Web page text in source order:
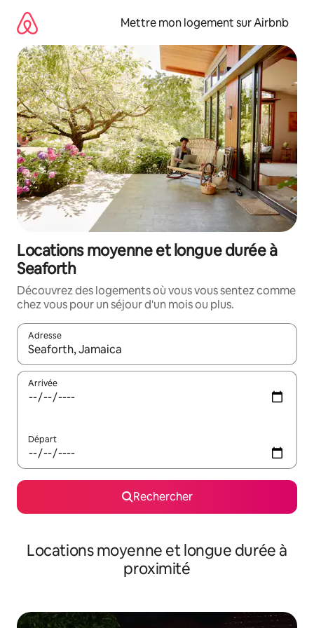
directement
contenu
Mettre mon logement sur Airbnb
Locations moyenne et longue durée à
Seaforth
Découvrez des logements où vous vous sentez comme
chez vous pour un séjour d'un mois ou plus.
Adresse
Lorsque les résultats s'affichent, utilisez les flèches vers le
Arrivée
Départ
Rechercher
Locations moyenne et longue durée à
proximité